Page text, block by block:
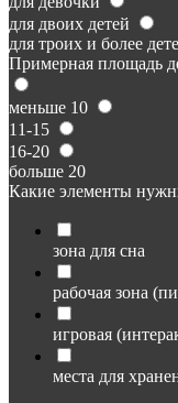
для двоих детей
для троих и более
Примерная площадь
меньше 10
11-15
16-20
больше 20
Какие элементы
зона для сна
рабочая зона
игровая
места для